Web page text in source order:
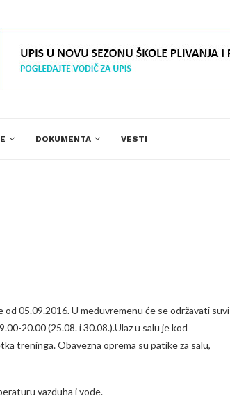
DOKUMENTA VESTI
05.09.2016. U međuvremenu će se održavati suvi
20.00 (25.08. i 30.08.).Ulaz u salu je kod
treninga. Obavezna oprema su patike za salu,
vazduha i vode.